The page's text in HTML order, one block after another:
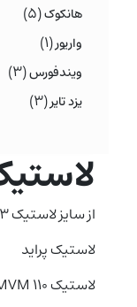
هانکوک(۵)
واریور(۱)
ویندفورس(۳)
یزد تایر(۳)
لاستیک ۱۶۵/
از سایز لاستیک ۱۶۵/۶۵/۱۳ میتوان در خودرو های زیادی از آنها استفاده کرد که در زیر به برخی از آنها اشاره کرد .
لاستیک پراید
لاستیک MVM 110